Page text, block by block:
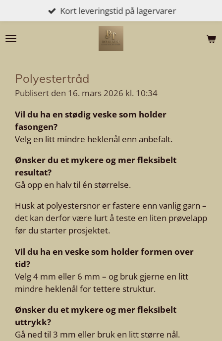
til
hovedinnhold
Kort leveringstid på lagervarer
Polyestertråd
Publisert den 16. mars 2026 kl. 10:34
Vil du ha en stødig veske som holder
fasongen?
Velg en litt mindre heklenål enn anbefalt.
Ønsker du et mykere og mer fleksibelt
resultat?
Gå opp en halv til én størrelse.
Husk at polyestersnor er fastere enn vanlig garn –
det kan derfor være lurt å teste en liten prøvelapp
før du starter prosjektet.
Vil du ha en veske som holder formen over
tid?
Velg 4 mm eller 6 mm – og bruk gjerne en litt
mindre heklenål for tettere struktur.
Ønsker du et mykere og mer fleksibelt
uttrykk?
Gå ned til 3 mm eller bruk en litt større nål.